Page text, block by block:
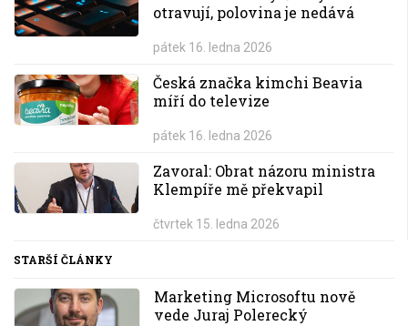
otravují, polovina je nedává
pátek 16. ledna 2026
Česká značka kimchi Beavia
míří do televize
pátek 16. ledna 2026
Zavoral: Obrat názoru ministra
Klempíře mě překvapil
čtvrtek 15. ledna 2026
STARŠÍ ČLÁNKY
Marketing Microsoftu nově
vede Juraj Polerecký